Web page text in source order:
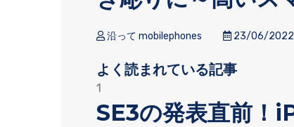
沿って mobilephones 23/06/2022
よく読まれている記事
1
SE3の発表直前！